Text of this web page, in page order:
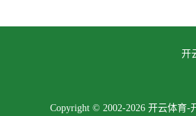
开
Copyright © 2002-2026 开云体育-